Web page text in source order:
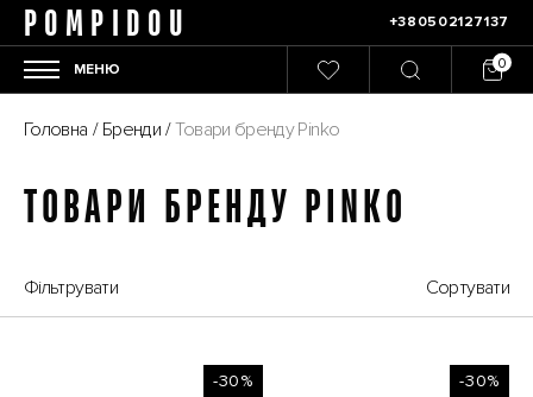
POMPIDOU +380502127137
МЕНЮ
Головна / Бренди / Товари бренду Pinko
ТОВАРИ БРЕНДУ PINKO
Фільтрувати Сортувати
-30% -30%